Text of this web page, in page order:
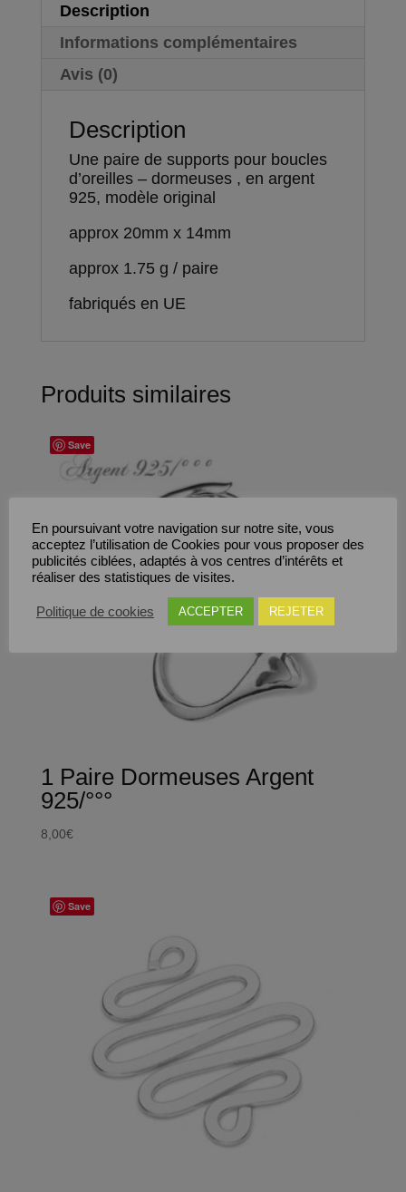
Description
Informations complémentaires
Avis (0)
Description
Une paire de supports pour boucles
d’oreilles – dormeuses , en argent
925, modèle original
approx 20mm x 14mm
approx 1.75 g / paire
fabriqués en UE
Produits similaires
Save
1 Paire Dormeuses Argent
925/°°°
8,00€
Save
En poursuivant votre navigation sur notre site, vous
acceptez l’utilisation de Cookies pour vous proposer des
publicités ciblées, adaptés à vos centres d’intérêts et
réaliser des statistiques de visites.
Politique de cookies ACCEPTER REJETER